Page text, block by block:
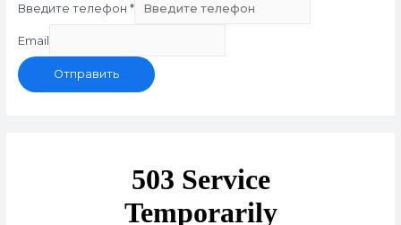
Введите телефон *
Email
Отправить